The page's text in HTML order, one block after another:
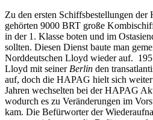
Zu den ersten Schiffsbestellungen
gehörten 9000 BRT große
in der 1. Klasse boten und im
sollten. Diesen Dienst baute man
Norddeutschen Lloyd wieder auf.
Lloyd mit seiner Berlin den
auf, doch die HAPAG hielt sich
Jahren wechselten bei der HAPAG
wodurch es zu Veränderungen im
kam. Die Befürworter der